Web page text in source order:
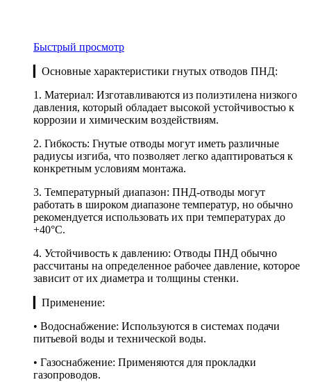
Быстрый просмотр
▎Основные характеристики гнутых отводов ПНД:
1. Материал: Изготавливаются из полиэтилена низкого
давления, который обладает высокой устойчивостью к
коррозии и химическим воздействиям.
2. Гибкость: Гнутые отводы могут иметь различные
радиусы изгиба, что позволяет легко адаптироваться к
конкретным условиям монтажа.
3. Температурный диапазон: ПНД-отводы могут
работать в широком диапазоне температур, но обычно
рекомендуется использовать их при температурах до
+40°C.
4. Устойчивость к давлению: Отводы ПНД обычно
рассчитаны на определенное рабочее давление, которое
зависит от их диаметра и толщины стенки.
▎Применение:
• Водоснабжение: Используются в системах подачи
питьевой воды и технической воды.
• Газоснабжение: Применяются для прокладки
газопроводов.